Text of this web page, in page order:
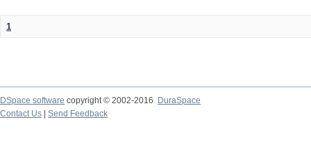
1
DSpace software copyright © 2002-2016
DuraSpace
Contact Us
Send Feedback